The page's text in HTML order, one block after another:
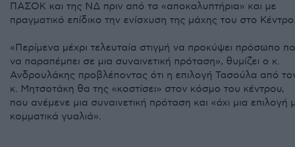
ΠΑΣΟΚ και της ΝΔ πριν από τα «αποκαλυπτήρια» και με
πραγματικό επίδικο την ενίσχυση της μάχης του στο
«Περίμενα μέχρι τελευταία στιγμή να προκύψει πρόσωπο
να παραπέμπει σε μια συναινετική πρόταση», θυμίζει ο κ.
Ανδρουλάκης προβλέποντας ότι η επιλογή Τασούλα από
κ. Μητσοτάκη θα της «κοστίσει» στον κόσμο του κέντρου,
που ανέμενε μια συναινετική πρόταση και «όχι μια επιλογή
κομματικά γυαλιά».